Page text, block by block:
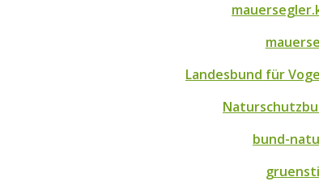
Landesbund für
bund-